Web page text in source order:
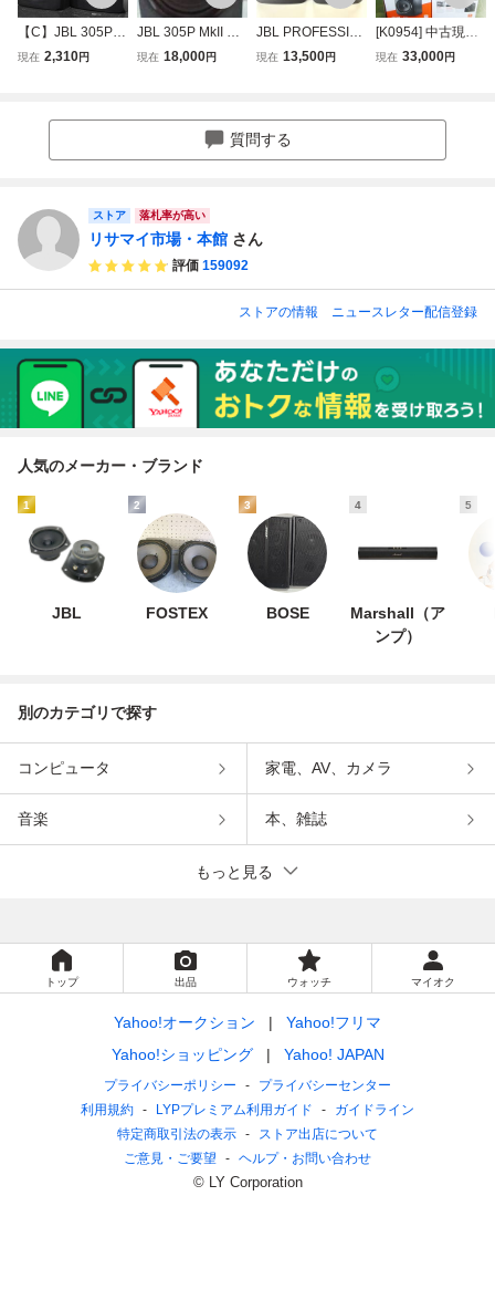
【C】JBL 305P M
kII スピーカーペア
現在 2,310円
JBL 305P MkII ス
タジオモニタース
現在 18,000円
JBL PROFESSIO
NAL 305P MkII パ
現在 13,500円
[K0954] 中古現状
品 JBL 308P MKII
現在 33,000円
質問する
ストア 落札率が高い
リサマイ市場・本館 さん
評価 159092
ストアの情報 ニュースレター配信登録
人気のメーカー・ブランド
1
JBL
2
FOSTEX
3
BOSE
4
Marshall（ア
ンプ）
5
別のカテゴリで探す
コンピュータ 家電、AV、カメラ
音楽 本、雑誌
もっと見る
トップ 出品 ウォッチ マイオク
Yahoo!オークション
Yahoo!フリマ
Yahoo!ショッピング
Yahoo! JAPAN
プライバシーポリシー
プライバシーセンター
利用規約
LYPプレミアム利用ガイド
ガイドライン
特定商取引法の表示
ストア出店について
ご意見・ご要望
ヘルプ・お問い合わせ
© LY Corporation